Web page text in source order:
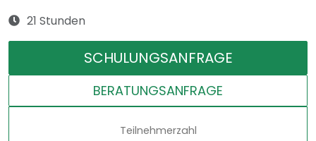
21 Stunden
SCHULUNGSANFRAGE
BERATUNGSANFRAGE
Teilnehmerzahl